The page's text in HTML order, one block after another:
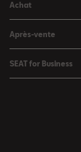
SEAT Leon
SEAT Leon
SEAT Ateca
Voitures hybrides
Charger à domicile
Achat
Véhicules de stock
Conditions Summer
Après-vente
Services SEAT
SEAT for Business